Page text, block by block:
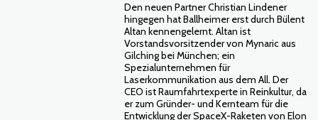
Den neuen Partner Christian Lindener
hingegen hat Ballheimer erst durch Bülent
Altan kennengelernt. Altan ist
Vorstandsvorsitzender von Mynaric aus
Gilching bei München; ein
Spezialunternehmen für
Laserkommunikation aus dem All. Der
CEO ist Raumfahrtexperte in Reinkultur, da
er zum Gründer- und Kernteam für die
Entwicklung der SpaceX-Raketen von Elon